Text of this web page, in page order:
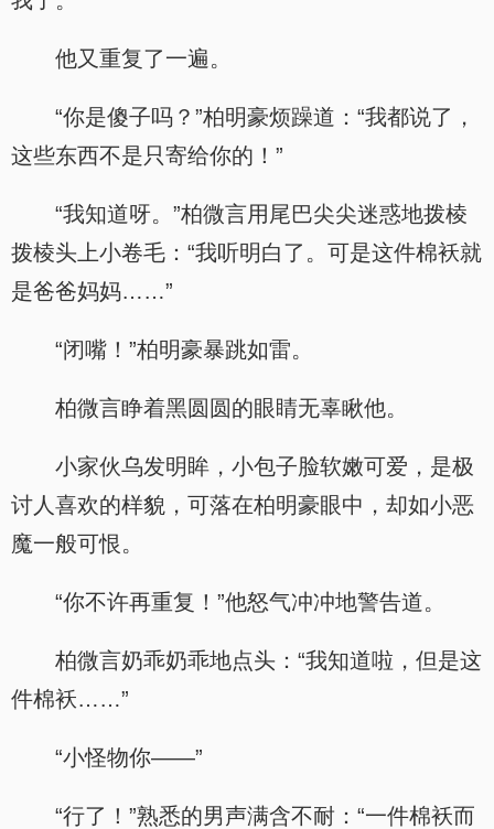
他又重复了一遍。
“你是傻子吗？”柏明豪烦躁道：“我都说了，
这些东西不是只寄给你的！”
“我知道呀。”柏微言用尾巴尖尖迷惑地拨棱
拨棱头上小卷毛：“我听明白了。可是这件棉袄就
是爸爸妈妈……”
“闭嘴！”柏明豪暴跳如雷。
柏微言睁着黑圆圆的眼睛无辜瞅他。
小家伙乌发明眸，小包子脸软嫩可爱，是极
讨人喜欢的样貌，可落在柏明豪眼中，却如小恶
魔一般可恨。
“你不许再重复！”他怒气冲冲地警告道。
柏微言奶乖奶乖地点头：“我知道啦，但是这
件棉袄……”
“小怪物你——”
“行了！”熟悉的男声满含不耐：“一件棉袄而